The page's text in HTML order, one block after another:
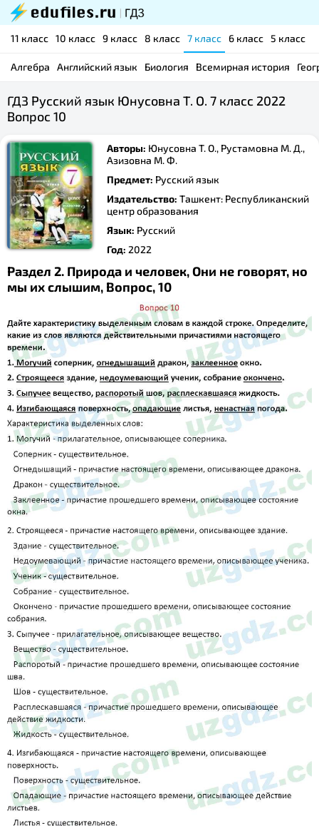
11 класс 10 класс 9 класс 8 класс 7 класс 6 класс 5 класс
Алгебра Английский язык Биология Всемирная история
ГДЗ Русский язык Юнусовна Т. О. 7 класс 2022
Вопрос 10
Авторы: Юнусовна Т. О., Рустамовна М. Д.,
Азизовна М. Ф.
Предмет: Русский язык
Издательство: Ташкент: Республиканский
центр образования
Язык: Русский
Год: 2022
Раздел 2. Природа и человек, Они не говорят, но
мы их слышим, Вопрос, 10